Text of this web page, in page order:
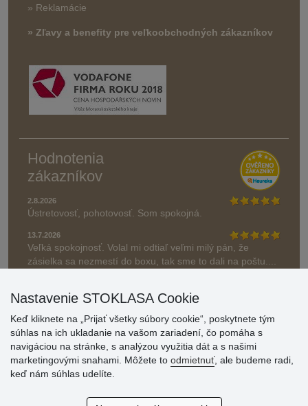
» Reklamácie
» Zľavy a benefity pre veľkoobchodných zákazníkov
Hodnotenia
zákazníkov
2.8.2026
Ústretovosť, pohotovosť. Som spokojná.
13.7.2026
Veľká spokojnosť. Volal mi odtiaľ veľmi milý pán, že
zásielka sa nezmestí do boxu, tak sme to dali na poštu....
» Aktuálne 6948 recenzií
Nastavenie STOKLASA Cookie
Keď kliknete na „Prijať všetky súbory cookie“, poskytnete tým
súhlas na ich ukladanie na vašom zariadení, čo pomáha s
navigáciou na stránke, s analýzou využitia dát a s našimi
marketingovými snahami. Môžete to odmietnuť, ale budeme radi,
keď nám súhlas udelíte.